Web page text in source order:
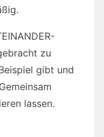
zu
gibt und
lassen.